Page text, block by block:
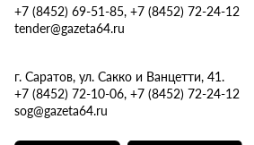
+7 (8452) 69-51-85, +7 (8452) 72-24-12
tender@gazeta64.ru
г. Саратов, ул. Сакко и Ванцетти, 41.
+7 (8452) 72-10-06, +7 (8452) 72-24-12
sog@gazeta64.ru